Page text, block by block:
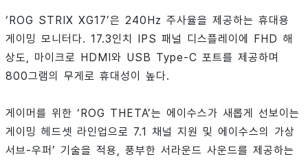
‘ROG STRIX XG17’은 240Hz 주사율을 제공하는 휴대용
게이밍 모니터다. 17.3인치 IPS 패널 디스플레이에 FHD 해
상도, 마이크로 HDMI와 USB Type-C 포트를 제공하며
800그램의 무게로 휴대성이 높다.
게이머를 위한 ‘ROG THETA’는 에이수스가 새롭게 선보이는
게이밍 헤드셋 라인업으로 7.1 채널 지원 및 에이수스의 가상
서브-우퍼’ 기술을 적용, 풍부한 서라운드 사운드를 제공하는